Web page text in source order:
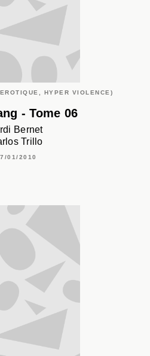
HYPER VIOLENCE)
- Tome 06
Bernet
Trillo
01/2010